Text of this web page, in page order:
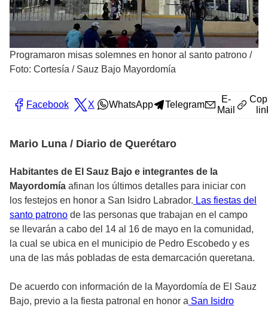
Programaron misas solemnes en honor al santo patrono /
Foto: Cortesía / Sauz Bajo Mayordomía
Facebook X WhatsApp Telegram
E-
Mail
Mario Luna / Diario de Querétaro
Habitantes de El Sauz Bajo e integrantes de la
Mayordomía afinan los últimos detalles para iniciar con
los festejos en honor a San Isidro Labrador. Las fiestas del
santo patrono de las personas que trabajan en el campo
se llevarán a cabo del 14 al 16 de mayo en la comunidad,
la cual se ubica en el municipio de Pedro Escobedo y es
una de las más pobladas de esta demarcación queretana.
De acuerdo con información de la Mayordomía de El Sauz
Bajo, previo a la fiesta patronal en honor a San Isidro